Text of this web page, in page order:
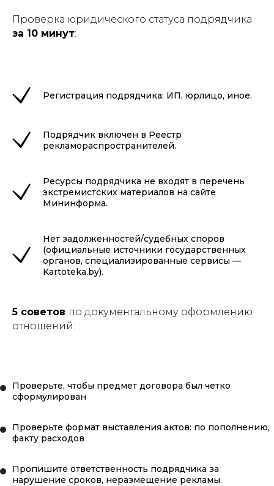
Проверка юридического статуса подрядчика
за 10 минут:
Регистрация подрядчика: ИП, юрлицо, иное.
Подрядчик включен в Реестр
рекламораспространителей.
Ресурсы подрядчика не входят в перечень
экстремистских материалов на сайте
Мининформа.
Нет задолженностей/судебных споров
(официальные источники государственных
органов, специализированные сервисы —
Kartoteka.by).
5 советов по документальному оформлению
отношений:
Проверьте, чтобы предмет договора был четко
сформулирован
Проверьте формат выставления актов: по пополнению,
факту расходов
Пропишите ответственность подрядчика за
нарушение сроков, неразмещение рекламы.